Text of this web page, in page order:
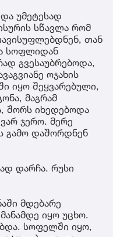
უმეტესად
სწავლა რომ
თან
სოფლიდან
გვესაუბრებოდა,
ოჯახის
იყო შეყვარებული,
მაგრამ
შორს იხედებოდა
ჯერო. მერე
გამო დაშორდნენ
დარჩა. რუსი
მდებარე
იყო უცხო.
სოფელში იყო,